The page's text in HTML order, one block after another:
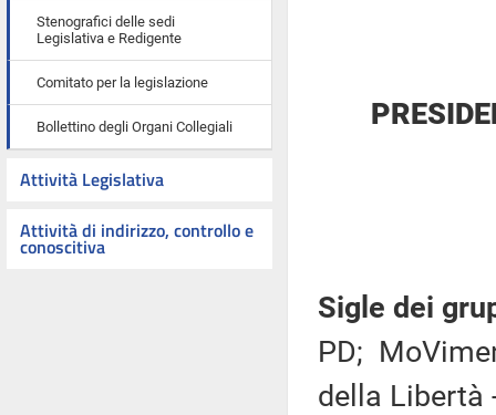
Stenografici delle sedi
Legislativa e Redigente
Comitato per la legislazione
Bollettino degli Organi Collegiali
Attività Legislativa
Attività di indirizzo, controllo e
conoscitiva
Sigle dei
PD;
della Libertà